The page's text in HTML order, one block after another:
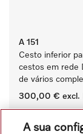
A 151
Cesto inferior
cestos em rede
de vários
300,00 € excl.
‏‏‎ ‎
Comparar
A sua